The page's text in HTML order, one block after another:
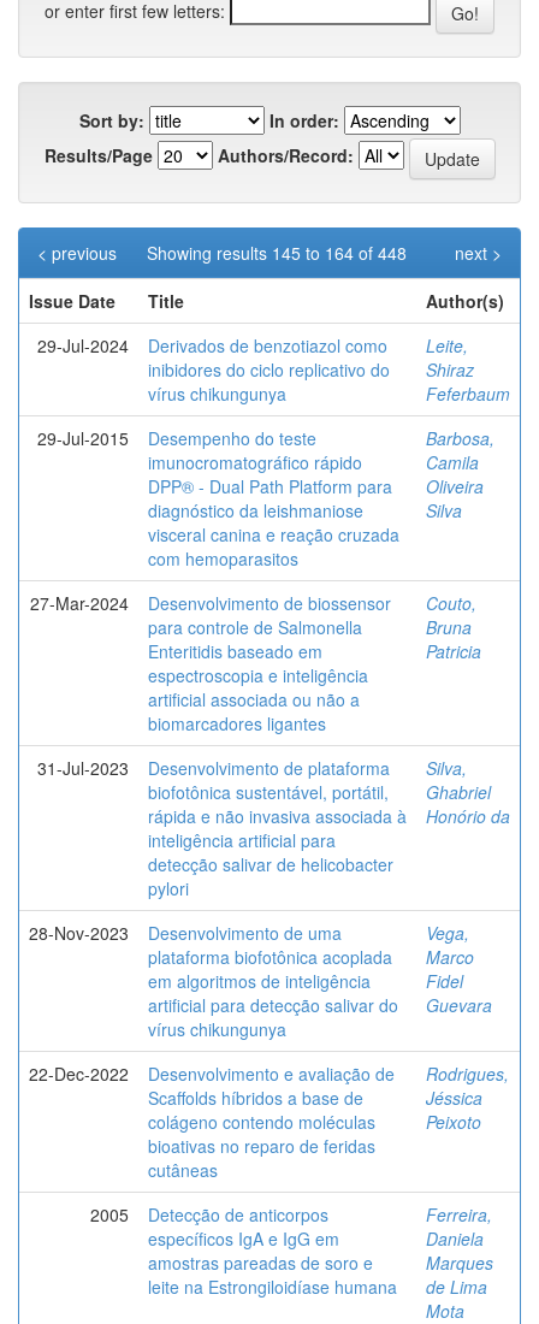
or enter first few letters:
Sort by:
In order:
Results/Page
Authors/Record:
Showing results 145 to 164 of 448
< previous
next >
Issue Date
Title
Author(s)
29-Jul-2024
Derivados de benzotiazol como
inibidores do ciclo replicativo do
vírus chikungunya
Leite,
Shiraz
Feferbaum
29-Jul-2015
Desempenho do teste
imunocromatográfico rápido
DPP® - Dual Path Platform para
diagnóstico da leishmaniose
visceral canina e reação cruzada
com hemoparasitos
Barbosa,
Camila
Oliveira
Silva
27-Mar-2024
Desenvolvimento de biossensor
para controle de Salmonella
Enteritidis baseado em
espectroscopia e inteligência
artificial associada ou não a
biomarcadores ligantes
Couto,
Bruna
Patricia
31-Jul-2023
Desenvolvimento de plataforma
biofotônica sustentável, portátil,
rápida e não invasiva associada à
inteligência artificial para
detecção salivar de helicobacter
pylori
Silva,
Ghabriel
Honório da
28-Nov-2023
Desenvolvimento de uma
plataforma biofotônica acoplada
em algoritmos de inteligência
artificial para detecção salivar do
vírus chikungunya
Vega,
Marco
Fidel
Guevara
22-Dec-2022
Desenvolvimento e avaliação de
Scaffolds híbridos a base de
colágeno contendo moléculas
bioativas no reparo de feridas
cutâneas
Rodrigues,
Jéssica
Peixoto
2005
Detecção de anticorpos
específicos IgA e IgG em
amostras pareadas de soro e
leite na Estrongiloidíase humana
Ferreira,
Daniela
Marques
de Lima
Mota